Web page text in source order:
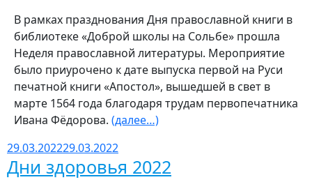
В рамках празднования Дня православной книги в
библиотеке «Доброй школы на Сольбе» прошла
Неделя православной литературы. Мероприятие
было приурочено к дате выпуска первой на Руси
печатной книги «Апостол», вышедшей в свет в
марте 1564 года благодаря трудам первопечатника
Ивана Фёдорова. (далее…)
29.03.202229.03.2022
Дни здоровья 2022